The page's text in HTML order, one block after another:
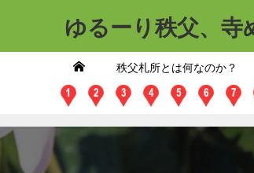
ゆるーり秩父、寺
秩父札所とは何なのか？